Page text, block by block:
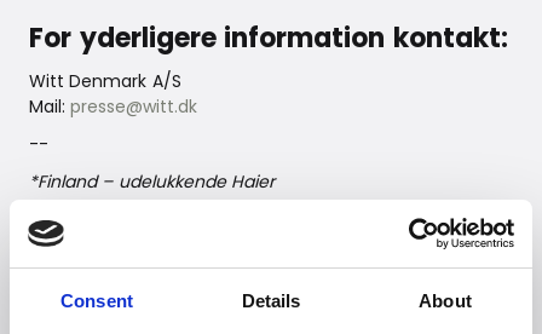
Consent Details About
For yderligere information kontakt:
Witt Denmark A/S
Mail:presse@witt.dk
--
*Finland – udelukkende Haier
--